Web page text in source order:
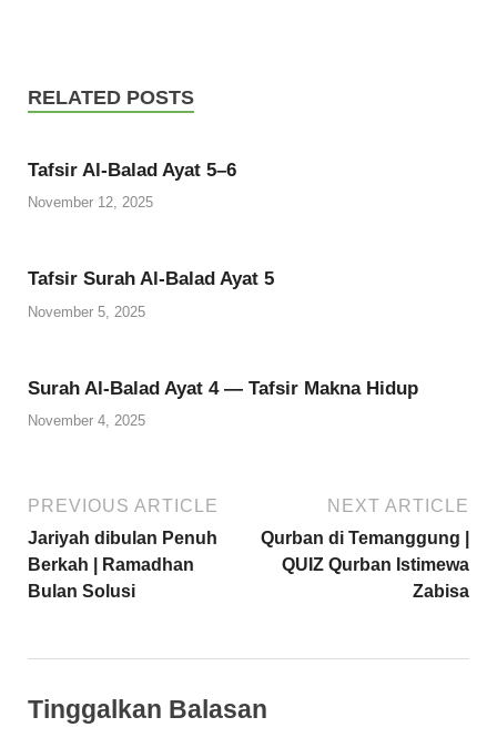
RELATED POSTS
Tafsir Al-Balad Ayat 5–6
November 12, 2025
Tafsir Surah Al-Balad Ayat 5
November 5, 2025
Surah Al-Balad Ayat 4 — Tafsir Makna Hidup
November 4, 2025
PREVIOUS ARTICLE
Jariyah dibulan Penuh
Berkah | Ramadhan
Bulan Solusi
NEXT ARTICLE
Qurban di Temanggung |
QUIZ Qurban Istimewa
Zabisa
Tinggalkan Balasan